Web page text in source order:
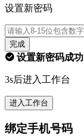
设置新密码
完成
设置新密码成功
3s后进入工作台
进入工作台
绑定手机号码